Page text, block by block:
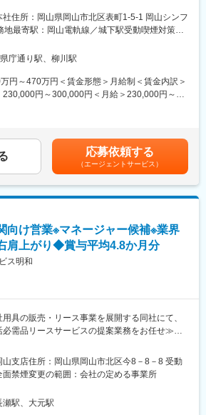
て＞
ドマークである岡山シンフォニービルの9階。
ぐるりと囲む大きな窓からは、岡山のまちを
つ後楽園内にある岡山城もオフィス内から見え
定める業務
ないストックビジネス
を支えるポジションです。
業務をお任せ
！
、会社と共に成長いただける方を募集しま
決算処理
男性3名、女性3名）
／社員数約1,100名
ドマークである岡山シンフォニービルの9階。
ぐるりと囲む大きな窓からは、岡山のまちを
な気分で働けます。
後楽園内にある岡山城もオフィス内から見え
社住所：岡山県岡山市北区表町1-5-1 岡山シンフ
地最寄駅：岡山電軌線／城下駅受動喫煙対策：
あり変更の範囲：無
庁通り駅、柳川駅
円～470万円＜賃金形態＞月給制＜賃金内訳＞
230,000円～300,000円＜月給＞230,000円～
応募依頼する
（エージェントサービス）
向け営業※マネージャー候補※業界
肩上がり◆賞与平均4.8か月分
ス明和
具の販売・リース事業を展開する同社にて、
必需品リースサービスの提案業務をお任せ≫
ジャーとして営業活動
利益目標の設定と管理
社員の管理
面接等）
山支店住所：岡山県岡山市北区今8－8－8 受動
禁煙変更の範囲：会社の定める事業所
駅、大元駅